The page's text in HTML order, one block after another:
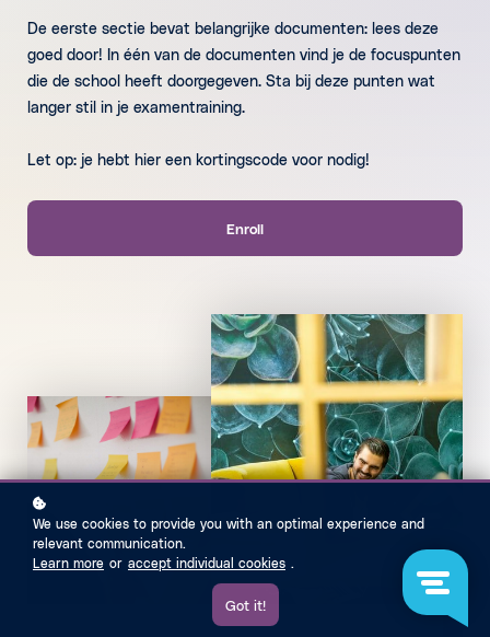
De eerste sectie bevat belangrijke documenten: lees deze
goed door! In één van de documenten vind je de focuspunten
die de school heeft doorgegeven. Sta bij deze punten wat
langer stil in je examentraining.
Let op: je hebt hier een kortingscode voor nodig!
Enroll
We use cookies to provide you with an optimal experience and
relevant communication.
Learn more or accept individual cookies .
Got it!